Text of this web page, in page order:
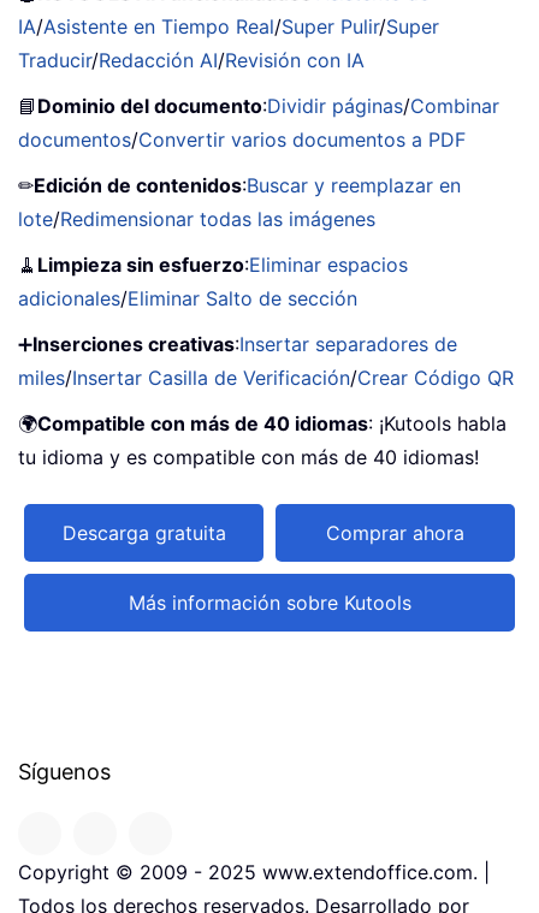
IA/Asistente en Tiempo Real/Super Pulir/Super
Traducir/Redacción AI/Revisión con IA
📘 Dominio del documento:Dividir páginas/Combinar
documentos/Convertir varios documentos a PDF
✏Edición de contenidos:Buscar y reemplazar en
lote/Redimensionar todas las imágenes
🧹 Limpieza sin esfuerzo:Eliminar espacios
adicionales/Eliminar Salto de sección
➕Inserciones creativas:Insertar separadores de
miles/Insertar Casilla de Verificación/Crear Código QR
🌍Compatible con más de 40 idiomas: ¡Kutools habla
tu idioma y es compatible con más de 40 idiomas!
Descarga gratuita Comprar ahora
Más información sobre Kutools
Síguenos
Copyright © 2009 - 2025 www.extendoffice.com. |
Todos los derechos reservados. Desarrollado por